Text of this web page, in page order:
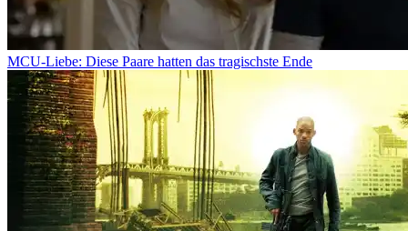
MCU-Liebe: Diese Paare hatten das tragischste Ende